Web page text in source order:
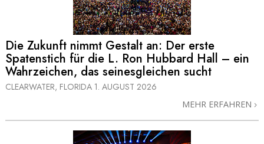
Die Zukunft nimmt Gestalt an: Der erste
Spatenstich für die L. Ron Hubbard Hall – ein
Wahrzeichen, das seinesgleichen sucht
CLEARWATER, FLORIDA 1. AUGUST 2026
MEHR ERFAHREN